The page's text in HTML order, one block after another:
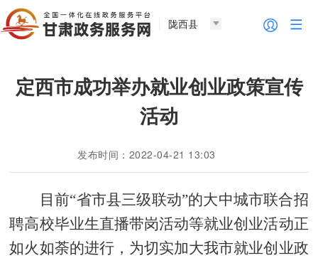
陇西县
定西市成功举办就业创业政策宣传
活动
发布时间：2022-04-21 13:03
目前“省市县三级联动”的大中城市联合招
聘高校毕业生直播带岗活动等就业创业活动正
如火如荼的进行，为切实加大我市就业创业政